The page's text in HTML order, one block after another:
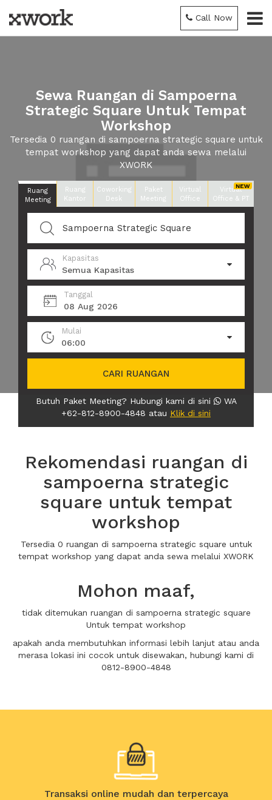
Call Now
Sewa Ruangan di Sampoerna
Strategic Square Untuk Tempat
Workshop
Tersedia 0 ruangan di sampoerna strategic square untuk
tempat workshop yang dapat anda sewa melalui
XWORK
Ruang
Meeting
Ruang
Kantor
Coworking
Desk
Paket
Meeting
Virtual
Office
Virtual
Office & PT
Kapasitas
Semua Kapasitas
Tanggal
08 Aug 2026
Mulai
06:00
CARI RUANGAN
Butuh Paket Meeting? Hubungi kami di sini
WA
+62-812-8900-4848 atau Klik di sini
Rekomendasi ruangan di
sampoerna strategic
square untuk tempat
workshop
Tersedia 0 ruangan di sampoerna strategic square untuk
tempat workshop yang dapat anda sewa melalui XWORK
Mohon maaf,
tidak ditemukan ruangan di sampoerna strategic square
Untuk tempat workshop
apakah anda membutuhkan informasi lebih lanjut atau anda
merasa lokasi ini cocok untuk disewakan, hubungi kami di
0812-8900-4848
Transaksi online mudah dan terpercaya